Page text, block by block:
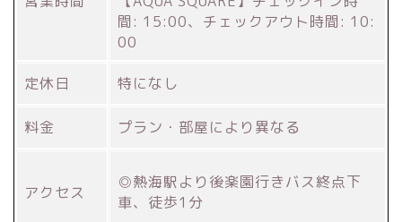
間: 15:00、チェックアウト時間: 10:
00
定休日 特になし
料金 プラン・部屋により異なる
アクセス
◎熱海駅より後楽園行きバス終点下
車、徒歩1分